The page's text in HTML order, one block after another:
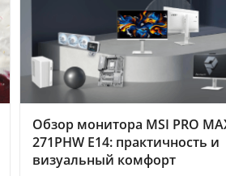
Обзор монитора MSI PRO
271PHW E14: практичность и
визуальный комфорт